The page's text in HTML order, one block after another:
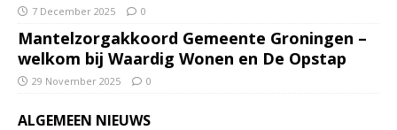
7 December 2025 0
Mantelzorgakkoord Gemeente Groningen –
welkom bij Waardig Wonen en De Opstap
29 November 2025 0
ALGEMEEN NIEUWS